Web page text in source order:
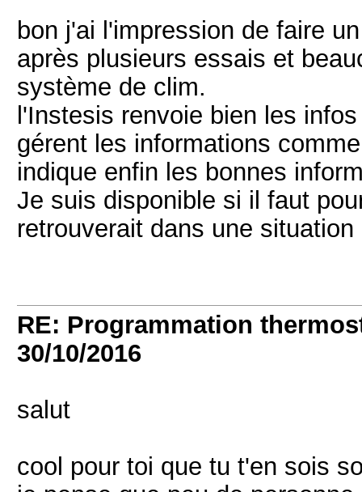
bon j'ai l'impression de faire
après plusieurs essais et
système de clim.
l'Instesis renvoie bien les
gérent les informations
indique enfin les bonnes
Je suis disponible si il faut
retrouverait dans une
RE: Programmation
30/10/2016
salut
cool pour toi que tu t'en sois